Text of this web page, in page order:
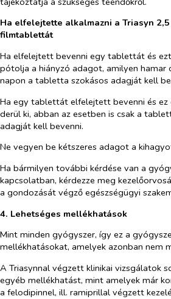
Ha elfelejtette alkalmazni a Triasyn
filmtablettát
Ha elfelejtett bevenni egy tablettát és
pótolja a hiányzó adagot, amilyen hamar
napon a tabletta szokásos adagját kell
Ha egy tablettát elfelejtett bevenni és ez
derül ki, abban az esetben is csak a
adagját kell bevenni.
Ne vegyen be kétszeres adagot a
Ha bármilyen további kérdése van a
kapcsolatban, kérdezze meg
a gondozását végző egészségügyi
4. Lehetséges mellékhatások
Mint minden gyógyszer, így ez a
mellékhatásokat, amelyek azonban nem
A Triasynnal végzett klinikai vizsgálatok
egyéb mellékhatást, mint amelyek már
a felodipinnel, ill. ramiprillal végzett